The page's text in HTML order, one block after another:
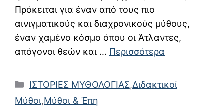
Πρόκειται για έναν από τους πιο
αινιγματικούς και διαχρονικούς μύθους,
έναν χαμένο κόσμο όπου οι Άτλαντες,
απόγονοι θεών και … Περισσότερα
Κατηγορίες
ΙΣΤΟΡΙΕΣ ΜΥΘΟΛΟΓΙΑΣ,Διδακτικοί
Μύθοι,Μύθοι & Έπη